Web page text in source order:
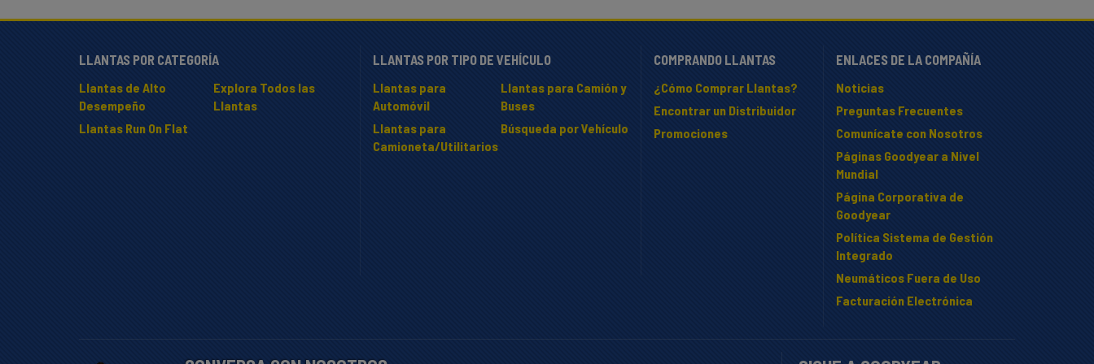
LLANTAS POR CATEGORÍA
Llantas de Alto
Desempeño
Llantas Run On Flat
Explora Todos las
Llantas
LLANTAS POR TIPO DE VEHÍCULO
Llantas para
Automóvil
Llantas para
Camioneta/Utilitarios
Llantas para Camión y
Buses
Búsqueda por Vehículo
COMPRANDO LLANTAS
¿Cómo Comprar Llantas?
Encontrar un Distribuidor
Promociones
ENLACES DE LA COMPAÑÍA
Noticias
Preguntas Frecuentes
Comunícate con Nosotros
Páginas Goodyear a Nivel
Mundial
Página Corporativa de
Goodyear
Política Sistema de Gestión
Integrado
Neumáticos Fuera de Uso
Facturación Electrónica